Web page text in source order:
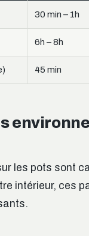
30 min – 1h
6h – 8h
45 min
les pots sont
intérieur, ces